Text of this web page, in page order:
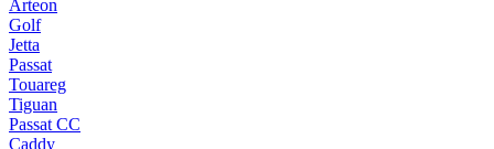
Arteon
Golf
Jetta
Passat
Touareg
Tiguan
Passat CC
Caddy